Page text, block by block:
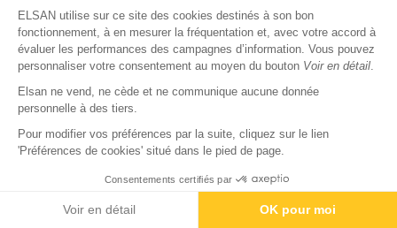
ELSAN utilise sur ce site des cookies destinés à son bon
fonctionnement, à en mesurer la fréquentation et, avec votre accord à
évaluer les performances des campagnes d’information. Vous pouvez
personnaliser votre consentement au moyen du bouton Voir en détail
Elsan ne vend, ne cède et ne communique aucune donnée
personnelle à des tiers.
Pour modifier vos préférences par la suite, cliquez sur le lien
'Préférences de cookies' situé dans le pied de page.
Consentements certifiés par
Voir en détail OK pour moi
Chimiothérapie
Examens associés à